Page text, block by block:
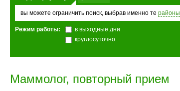
вы можете ограничить поиск, выбрав именно те районы
Режим работы:
в выходные дни
круглосуточно
Маммолог, повторный прием